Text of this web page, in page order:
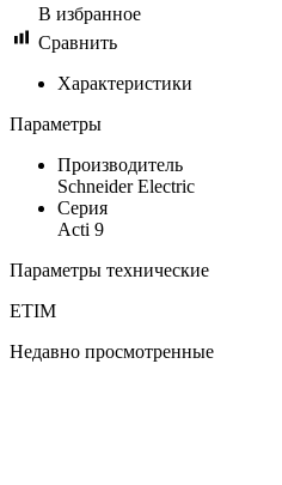
В избранное
Сравнить
Характеристики
Параметры
Производитель
Schneider Electric
Серия
Acti 9
Параметры технические
ETIM
Недавно просмотренные